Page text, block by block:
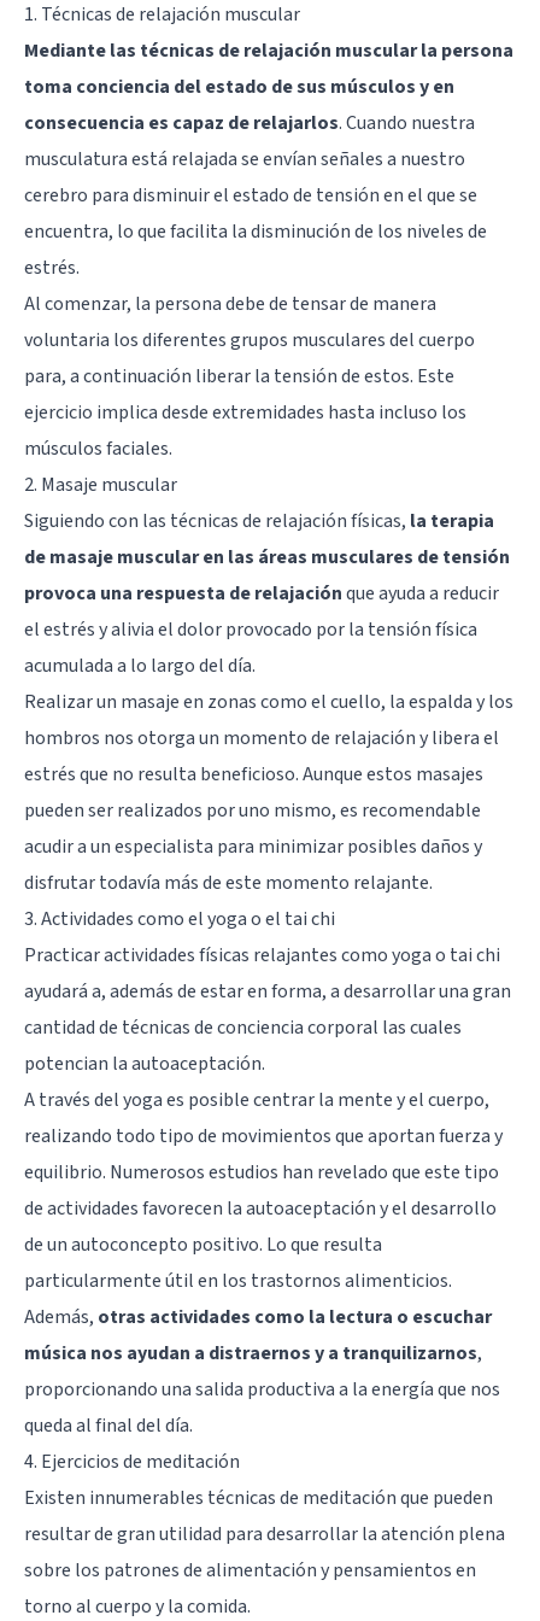
1. Técnicas de relajación muscular
Mediante las técnicas de relajación muscular la persona
toma conciencia del estado de sus músculos y en
consecuencia es capaz de relajarlos. Cuando nuestra
musculatura está relajada se envían señales a nuestro
cerebro para disminuir el estado de tensión en el que se
encuentra, lo que facilita la disminución de los niveles de
estrés.
Al comenzar, la persona debe de tensar de manera
voluntaria los diferentes grupos musculares del cuerpo
para, a continuación liberar la tensión de estos. Este
ejercicio implica desde extremidades hasta incluso los
músculos faciales.
2. Masaje muscular
Siguiendo con las técnicas de relajación físicas, la terapia
de masaje muscular en las áreas musculares de tensión
provoca una respuesta de relajaciónque ayuda a reducir
el estrés y alivia el dolor provocado por la tensión física
acumulada a lo largo del día.
Realizar un masaje en zonas como el cuello, la espalda y los
hombros nos otorga un momento de relajación y libera el
estrés que no resulta beneficioso. Aunque estos masajes
pueden ser realizados por uno mismo, es recomendable
acudir a un especialista para minimizar posibles daños y
disfrutar todavía más de este momento relajante.
3. Actividades como el yoga o el tai chi
Practicar actividades físicas relajantes comoyogao tai chi
ayudará a, además de estar en forma, a desarrollar una gran
cantidad de técnicas de conciencia corporal las cuales
potencian laautoaceptación.
A través del yoga es posible centrar la mente y el cuerpo,
realizando todo tipo de movimientos que aportan fuerza y
equilibrio. Numerosos estudios han revelado que este tipo
de actividades favorecen la autoaceptación y el desarrollo
de un autoconcepto positivo. Lo que resulta
particularmente útil en los trastornos alimenticios.
Además, otras actividades como la lectura o escuchar
música nos ayudan a distraernos y a tranquilizarnos,
proporcionando una salida productiva a la energía que nos
queda al final del día.
4. Ejercicios de meditación
Existen innumerables técnicas de meditaciónque pueden
resultar de gran utilidad para desarrollar la atención plena
sobre los patrones de alimentación y pensamientos en
torno al cuerpo y la comida.